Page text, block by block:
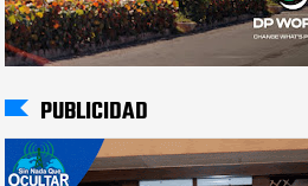
PUBLICIDAD